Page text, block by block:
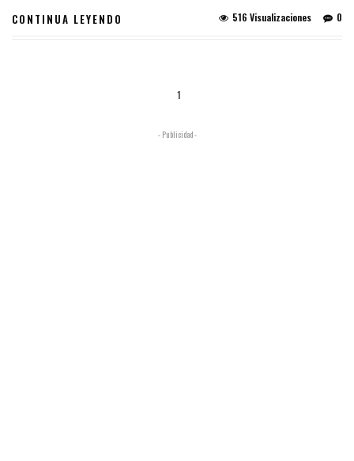
CONTINUA LEYENDO 0
516 Visualizaciones
1
- Publicidad -